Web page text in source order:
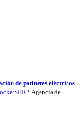
de patinetes eléctricos
. Agencia de